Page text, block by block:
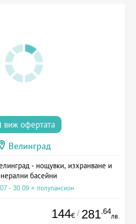
виж офертата
Велинград
- нощувки, изхранване и
басейни
- 30.09 + полупансион
144€ / 281.64
лв.